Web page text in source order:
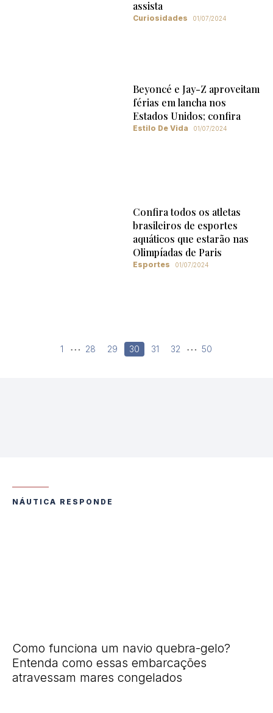
assista
Curiosidades 01/07/2024
Beyoncé e Jay-Z aproveitam
férias em lancha nos
Estados Unidos; confira
Estilo De Vida 01/07/2024
Confira todos os atletas
brasileiros de esportes
aquáticos que estarão nas
Olimpíadas de Paris
Esportes 01/07/2024
Paginação
1 … 28 29 30 31 32 … 50
NÁUTICA RESPONDE
Como funciona um navio quebra-gelo?
Entenda como essas embarcações
atravessam mares congelados